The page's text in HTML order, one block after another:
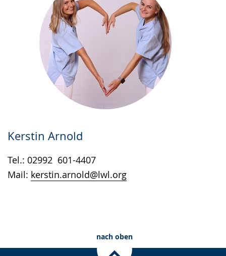
Kerstin Arnold
Tel.: 02992 601-4407
Mail: kerstin.arnold@lwl.org
nach oben